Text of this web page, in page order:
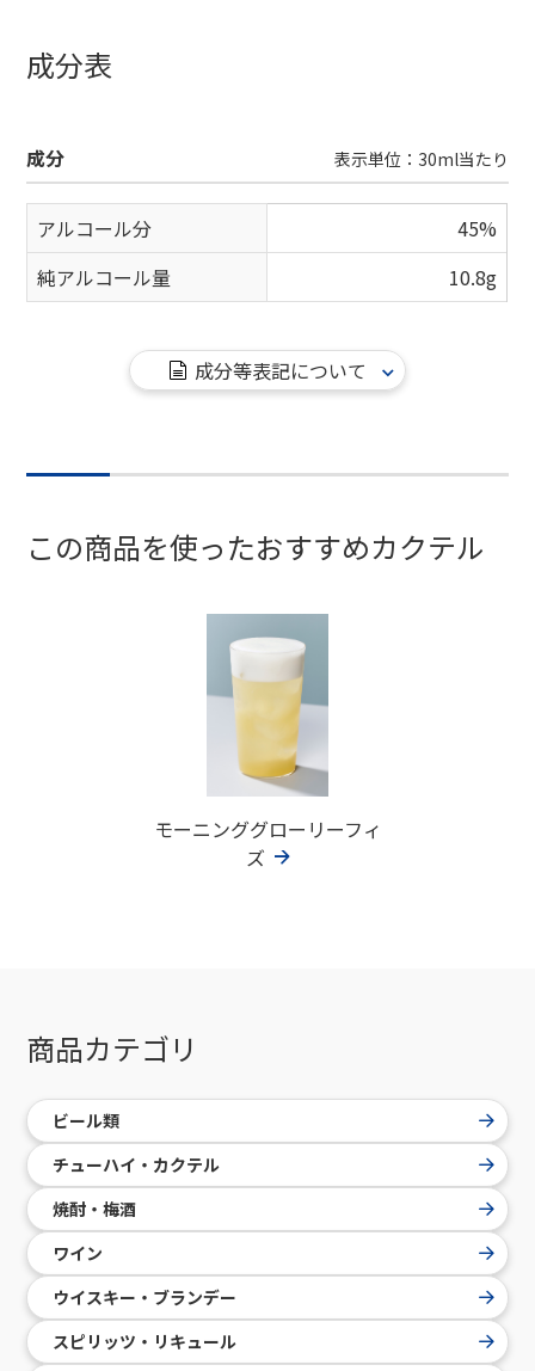
成分表
成分 表示単位：30ml当たり
アルコール分
45%
純アルコール量
10.8g
成分等表記について
この商品を使ったおすすめカクテル
モーニンググローリーフィ
ズ
商品カテゴリ
ビール類
チューハイ・カクテル
焼酎・梅酒
ワイン
ウイスキー・ブランデー
スピリッツ・リキュール